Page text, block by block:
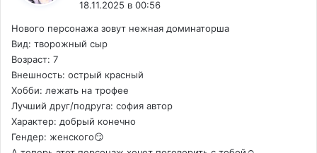
18.11.2025 в 00:56
Нового персонажа зовут нежная доминаторша
Вид: творожный сыр
Возраст: 7
Внешность: острый красный
Хобби: лежать на трофее
Лучший друг/подруга: софия автор
Характер: добрый конечно
Гендер: женского😏